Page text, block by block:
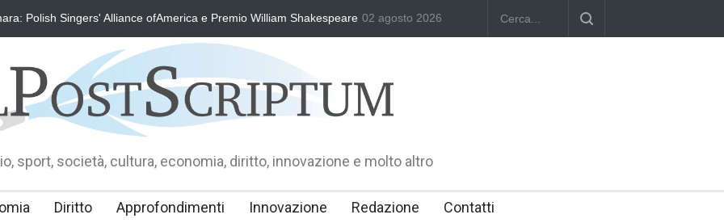
Polish Singers' Alliance ofAmerica e Premio William Shakespeare Dominika Zamara: Polish Singers' Alliance ofAmerica e Premio
02 agosto 2026
sport, società, cultura, economia, diritto, innovazione e molto altro
Diritto Approfondimenti Innovazione Redazione Contatti